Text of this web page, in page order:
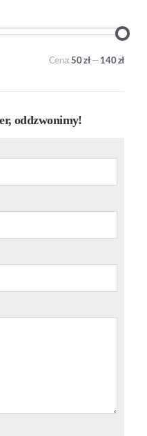
Cena:50 zł— 140 zł
oddzwonimy!